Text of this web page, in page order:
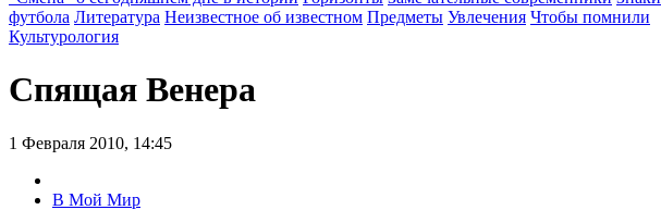
футбола Литература Неизвестное об известном Предметы Увлечения Чтобы помнили
Культурология
Спящая Венера
1 Февраля 2010, 14:45
В Мой Мир